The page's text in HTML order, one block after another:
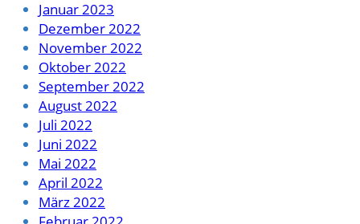
Januar 2023
Dezember 2022
November 2022
Oktober 2022
September 2022
August 2022
Juli 2022
Juni 2022
Mai 2022
April 2022
März 2022